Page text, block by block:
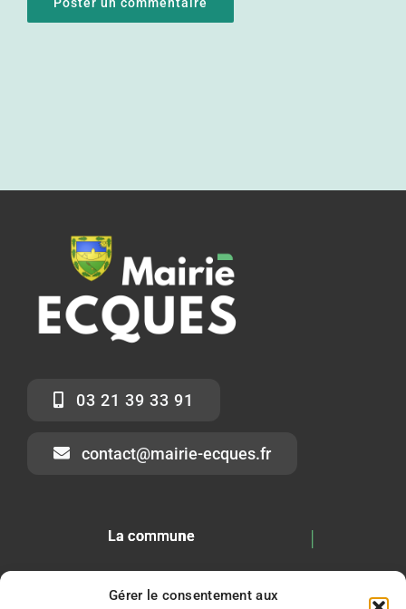
Gérer le consentement aux
03 21 39 33 91
contact@mairie-ecques.fr
La commune